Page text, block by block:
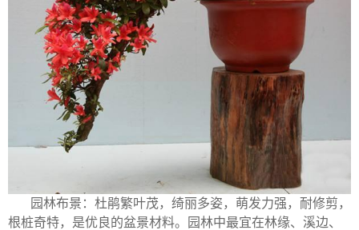
园林布景：杜鹃繁叶茂，绮丽多姿，萌发力强，耐修剪，
根桩奇特，是优良的盆景材料。园林中最宜在林缘、溪边、